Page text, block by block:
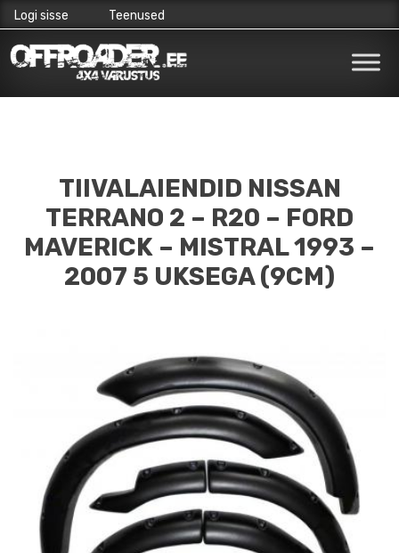
to
Logi sisse Teenused
TIIVALAIENDID NISSAN
TERRANO 2 – R20 – FORD
MAVERICK – MISTRAL 1993 –
2007 5 UKSEGA (9CM)